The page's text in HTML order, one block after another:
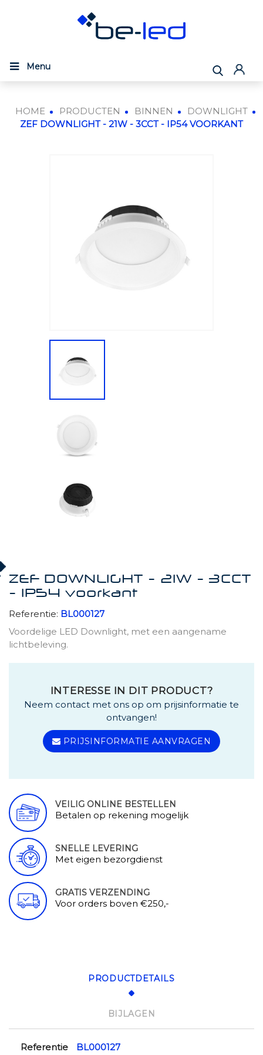
Menu
HOME PRODUCTEN BINNEN
DOWNLIGHT
ZEF DOWNLIGHT - 21W - 3CCT - IP54 VOORKANT
ZEF DOWNLIGHT - 21W - 3CCT
- IP54 voorkant
Referentie: BL000127
Voordelige LED Downlight, met een aangename
lichtbeleving.
INTERESSE IN DIT PRODUCT?
Neem contact met ons op om prijsinformatie te
ontvangen!
PRIJSINFORMATIE AANVRAGEN
VEILIG ONLINE BESTELLEN
Betalen op rekening mogelijk
SNELLE LEVERING
Met eigen bezorgdienst
GRATIS VERZENDING
Voor orders boven €250,-
PRODUCTDETAILS
BIJLAGEN
Referentie BL000127